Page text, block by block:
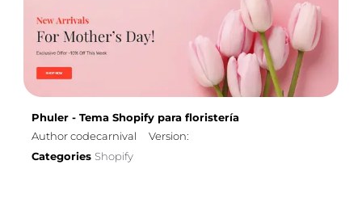
Phuler - Tema Shopify para floristería
Author codecarnival
Version:
Categories Shopify